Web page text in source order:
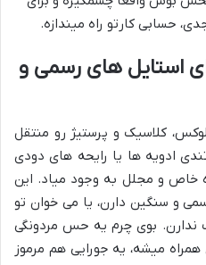
حسابی کارتو راه میندازه.
استایل های رسمی و
کلاسیک و پرستیژ رو منتقل
ادویه ها یا رایحه های دودی
خاص و مجلل به وجود میاد. این
و سنگین دارن، یا می خوان تو
بوی چرم یه حس مردونگی
میشه، یه جورایی هم مرموز